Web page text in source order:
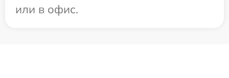
или в офис.